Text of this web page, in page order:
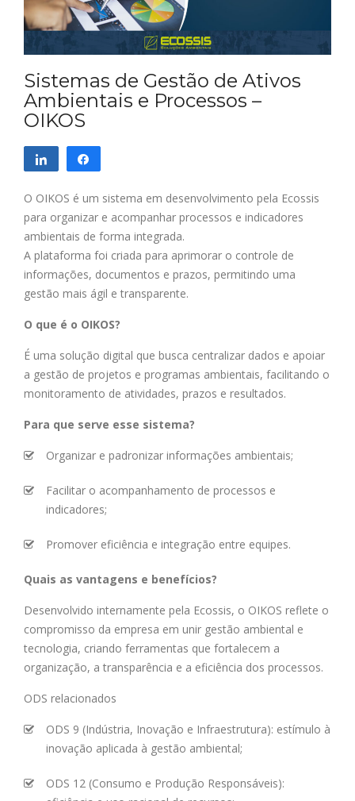
Sistemas de Gestão de Ativos
Ambientais e Processos –
OIKOS
Compartilhar
O OIKOS é um sistema em desenvolvimento pela Ecossis
para organizar e acompanhar processos e indicadores
ambientais de forma integrada.
A plataforma foi criada para aprimorar o controle de
informações, documentos e prazos, permitindo uma
gestão mais ágil e transparente.
O que é o OIKOS?
É uma solução digital que busca centralizar dados e apoiar
a gestão de projetos e programas ambientais, facilitando o
monitoramento de atividades, prazos e resultados.
Para que serve esse sistema?
Organizar e padronizar informações ambientais;
Facilitar o acompanhamento de processos e
indicadores;
Promover eficiência e integração entre equipes.
Quais as vantagens e benefícios?
Desenvolvido internamente pela Ecossis, o OIKOS reflete o
compromisso da empresa em unir gestão ambiental e
tecnologia, criando ferramentas que fortalecem a
organização, a transparência e a eficiência dos processos.
ODS relacionados
ODS 9 (Indústria, Inovação e Infraestrutura): estímulo à
inovação aplicada à gestão ambiental;
ODS 12 (Consumo e Produção Responsáveis):